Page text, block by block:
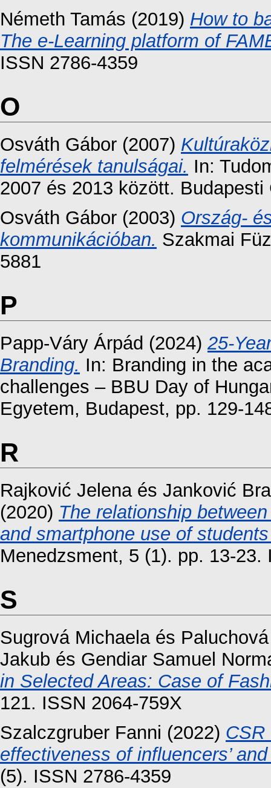
Németh Tamás (2019) How to
The e-Learning platform of
ISSN 2786-4359
O
Osváth Gábor (2007)
felmérések tanulságai. In:
2007 és 2013 között.
Osváth Gábor (2003) Ország-
kommunikációban. Szakmai
5881
P
Papp-Váry Árpád (2024) 25-
Branding. In: Branding in the
challenges – BBU Day of
Egyetem, Budapest, pp. 129-
R
Rajković Jelenaés Janković
(2020) The relationship
and smartphone use of
Menedzsment, 5 (1). pp. 13-23.
S
Sugrová Michaelaés
Jakub és Gendiar Samuel
in Selected Areas: Case of
121. ISSN 2064-759X
Szalczgruber Fanni (2022) CSR
effectiveness of influencers’
(5). ISSN 2786-4359